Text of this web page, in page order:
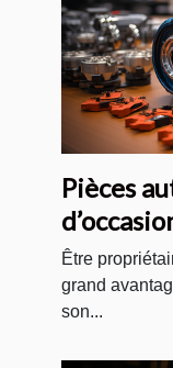
Pièces
Être
grand
son...